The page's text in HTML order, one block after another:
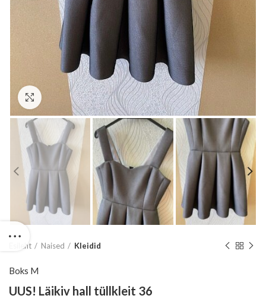
Suurenda
Esileht Naised Kleidid
Boks M
UUS! Läikiv hall tüllkleit 36